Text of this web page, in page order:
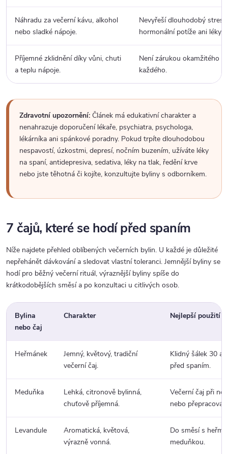
Náhradu za večerní kávu, alkohol
nebo sladké nápoje.
Nevyřeší dlouhodobý stres,
hormonální potíže ani léky.
Příjemné zklidnění díky vůni, chuti
a teplu nápoje.
Není zárukou okamžitého
každého.
Zdravotní upozornění: Článek má edukativní charakter a
nenahrazuje doporučení lékaře, psychiatra, psychologa,
lékárníka ani spánkové poradny. Pokud trpíte dlouhodobou
nespavostí, úzkostmi, depresí, nočním buzením, užíváte léky
na spaní, antidepresiva, sedativa, léky na tlak, ředění krve
nebo jste těhotná či kojíte, konzultujte byliny s odborníkem.
7 čajů, které se hodí před spaním
Níže najdete přehled oblíbených večerních bylin. U každé je důležité
nepřehánět dávkování a sledovat vlastní toleranci. Jemnější byliny se
hodí pro běžný večerní rituál, výraznější byliny spíše do
krátkodobějších směsí a po konzultaci u citlivých osob.
Bylina
nebo čaj
Charakter Nejlepší použití
Heřmánek
Jemný, květový, tradiční
večerní čaj.
Klidný šálek 30
před spaním.
Meduňka
Lehká, citronově bylinná,
chuťově příjemná.
Večerní čaj při
nebo
Levandule
Aromatická, květová,
výrazně vonná.
Do směsí s
meduňkou.